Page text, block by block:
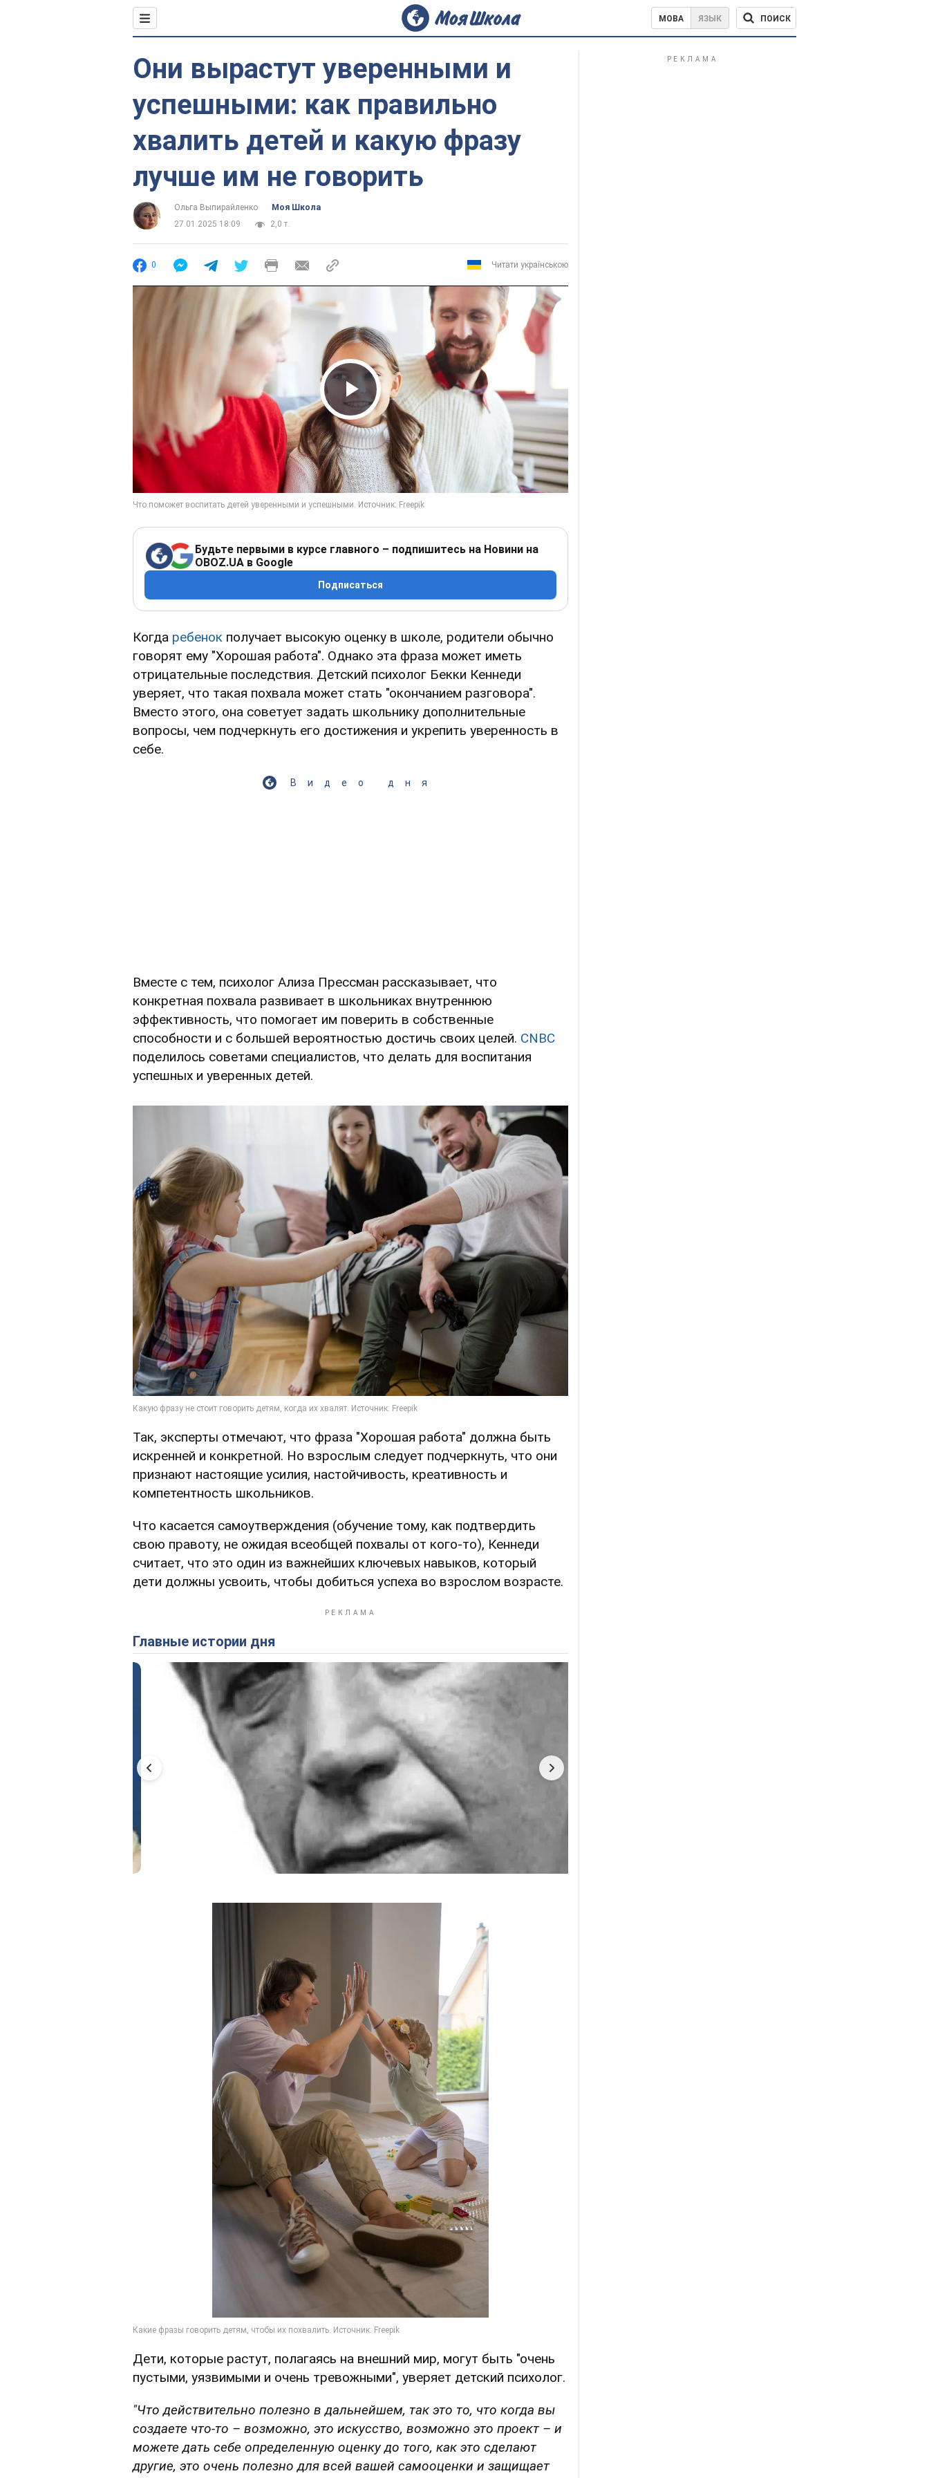
МОВА ЯЗЫК ПОИСК
Они вырастут уверенными и
успешными: как правильно
хвалить детей и какую фразу
лучше им не говорить
Ольга Выпирайленко
Моя Школа
27.01.2025 18:09
2,0 т.
0 Читати українською
Play Video
Будьте первыми в курсе главного – подпишитесь на Новини на
OBOZ.UA в Google
Подписаться
Когда ребенок получает высокую оценку в школе, родители обычно
говорят ему "Хорошая работа". Однако эта фраза может иметь
отрицательные последствия. Детский психолог Бекки Кеннеди
уверяет, что такая похвала может стать "окончанием разговора".
Вместо этого, она советует задать школьнику дополнительные
вопросы, чем подчеркнуть его достижения и укрепить уверенность в
себе.
Видео дня
Вместе с тем, психолог Ализа Прессман рассказывает, что
конкретная похвала развивает в школьниках внутреннюю
эффективность, что помогает им поверить в собственные
способности и с большей вероятностью достичь своих целей. CNBC
поделилось советами специалистов, что делать для воспитания
успешных и уверенных детей.
Так, эксперты отмечают, что фраза "Хорошая работа" должна быть
искренней и конкретной. Но взрослым следует подчеркнуть, что они
признают настоящие усилия, настойчивость, креативность и
компетентность школьников.
Что касается самоутверждения (обучение тому, как подтвердить
свою правоту, не ожидая всеобщей похвалы от кого-то), Кеннеди
считает, что это один из важнейших ключевых навыков, который
дети должны усвоить, чтобы добиться успеха во взрослом возрасте.
Главные истории дня
Дети, которые растут, полагаясь на внешний мир, могут быть "очень
пустыми, уязвимыми и очень тревожными", уверяет детский психолог.
"Что действительно полезно в дальнейшем, так это то, что когда вы
создаете что-то – возможно, это искусство, возможно это проект – и
можете дать себе определенную оценку до того, как это сделают
другие, это очень полезно для всей вашей самооценки и защищает